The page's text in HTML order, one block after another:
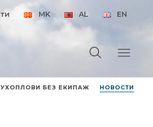
MK AL EN
БЕЗ ЕКИПАЖ НОВОСТИ